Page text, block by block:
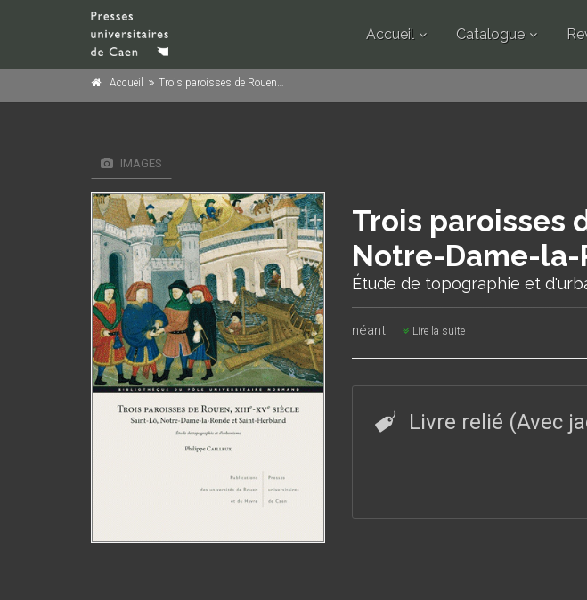
Accueil Catalogue
Accueil Trois paroisses de Rouen, XIIIe-XVe siècle : Saint-Lô, Notre-Dame-la-Ronde et Saint-Herbland
IMAGES
Trois paroisses
Notre-Dame-
Étude de topographie et
néant Lire la suite
Livre relié (Avec